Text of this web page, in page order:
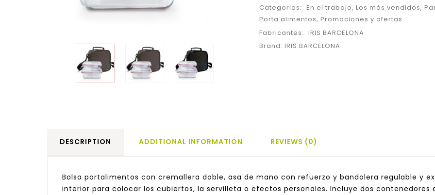
Categorias: En el trabajo, Los más vendidos,
Porta alimentos, Promociones y ofertas
Fabricantes: IRIS BARCELONA
Brand: IRIS BARCELONA
DESCRIPTION ADDITIONAL INFORMATION REVIEWS (0)
Bolsa portalimentos con cremallera doble, asa de mano con refuerzo y bandolera regulable y
interior para colocar los cubiertos, la servilleta o efectos personales. Incluye dos contenedores